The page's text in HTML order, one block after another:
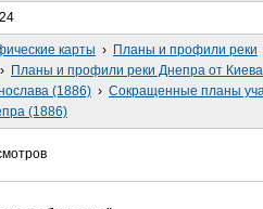
карты › Планы и профили реки
› Планы и профили реки Днепра от
(1886) › Сокращенные планы
(1886)